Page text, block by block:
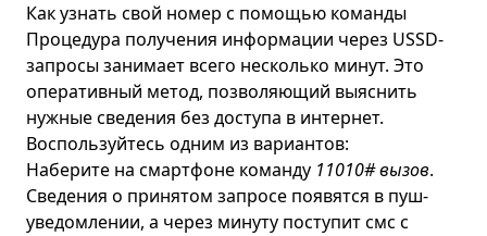
Как узнать свой номер с помощью команды
Процедура получения информации через USSD-
запросы занимает всего несколько минут. Это
оперативный метод, позволяющий выяснить
нужные сведения без доступа в интернет.
Воспользуйтесь одним из вариантов:
Наберите на смартфоне команду 11010# вызов.
Сведения о принятом запросе появятся в пуш-
уведомлении, а через минуту поступит смс с